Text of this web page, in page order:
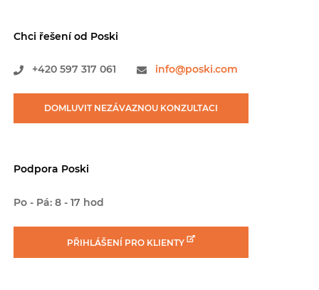
Chci řešení od Poski
+420 597 317 061 info@poski.com
DOMLUVIT NEZÁVAZNOU KONZULTACI
Podpora Poski
Po - Pá: 8 - 17 hod
PŘIHLÁŠENÍ PRO KLIENTY